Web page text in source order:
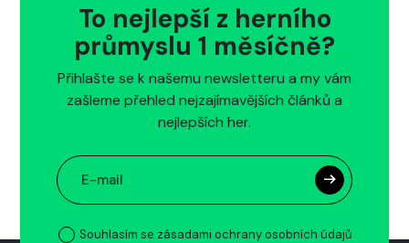
To nejlepší z herního
průmyslu 1 měsíčně?
Přihlašte se k našemu newsletteru a my vám
zašleme přehled nejzajímavějších článků a
nejlepších her.
Souhlasím se zásadami ochrany osobních údajů